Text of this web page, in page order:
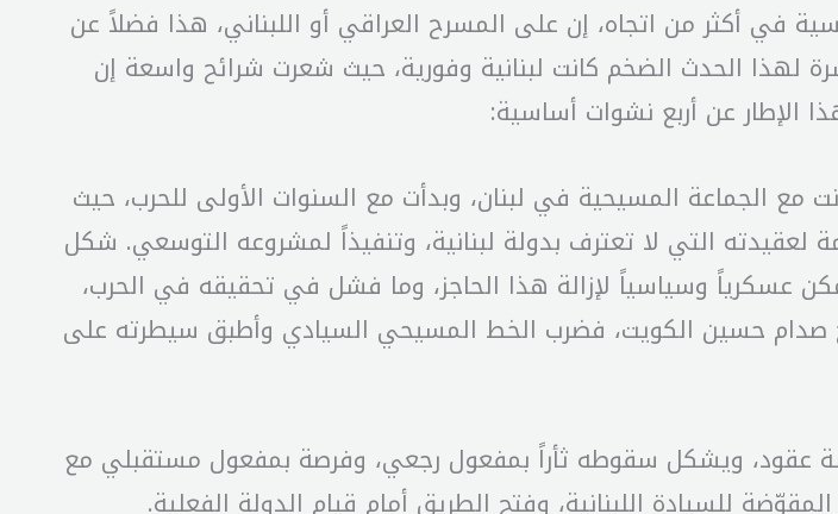
أكثر من اتجاه، إن على المسرح العراقي أو اللبناني، هذا فضلاً عن
لهذا الحدث الضخم كانت لبنانية وفورية، حيث شعرت شرائح واسعة إن
عن أربع نشوات أساسية:
الجماعة المسيحية في لبنان، وبدأت مع السنوات الأولى للحرب، حيث
التي لا تعترف بدولة لبنانية، وتنفيذاً لمشروعه التوسعي. شكل
عسكرياً وسياسياً لإزالة هذا الحاجز، وما فشل في تحقيقه في الحرب،
صدام حسين الكويت، فضرب الخط المسيحي السيادي وأطبق سيطرته على
عقود، ويشكل سقوطه ثأراً بمفعول رجعي، وفرصة بمفعول مستقبلي مع
للسيادة اللبنانية، وفتح الطريق أمام قيام الدولة الفعلية.